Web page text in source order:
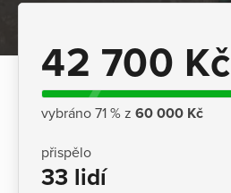
42 700 Kč
vybráno 71 % z 60 000 Kč
přispělo
33 lidí